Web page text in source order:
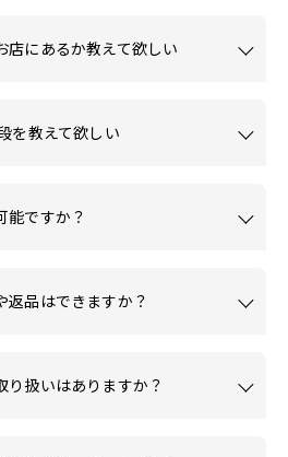
店にあるか教えて欲しい
を教えて欲しい
能ですか？
返品はできますか？
り扱いはありますか？